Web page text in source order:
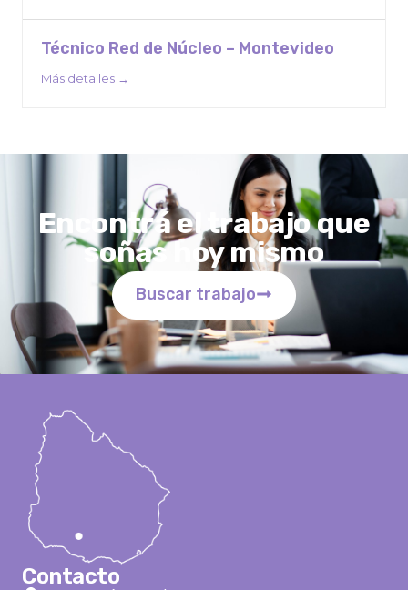
Técnico Red de Núcleo – Montevideo
Más detalles
Encontrá el trabajo que
soñas hoy mismo
Buscar trabajo
Contacto